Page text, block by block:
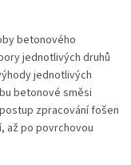
betonového
jednotlivých druhů
jednotlivých
betonové směsi
zpracování fošen
až po povrchovou